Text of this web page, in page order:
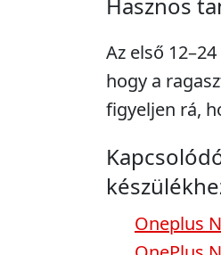
Az első
hogy a
figyeljen rá,
Oneplus